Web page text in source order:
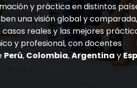
y práctica en distintos
una visión global y comparada,
reales y las mejores
y profesional, con docentes
Perú, Colombia,Argentina y